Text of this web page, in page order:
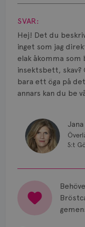
Visa svar
SVAR:
Hej! Det du
inget som jag
elak åkomma
insektsbett, skav?
bara ett öga på
annars kan du be
S:t
Läkemedel
Smärta
Prognos
Risker
Strålning
Vätska